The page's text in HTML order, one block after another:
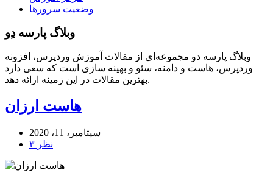
وضعیت سرورها
وبلاگ پارسه دِو
وبلاگ پارسه دو مجموعه‌ای از مقالات آموزش وردپرس، افزونه
وردپرس، هاست و دامنه، سئو و بهینه سازی است که سعی دارد
بهترین مقالات در این زمینه ارائه دهد.
هاست ارزان
سپتامبر، 11، 2020
۳ نظر